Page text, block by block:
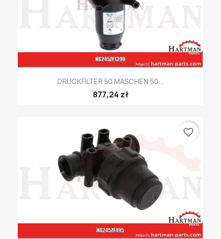
DRUCKFILTER 50 MASCHEN 50...
877,24 zł
favorite_border